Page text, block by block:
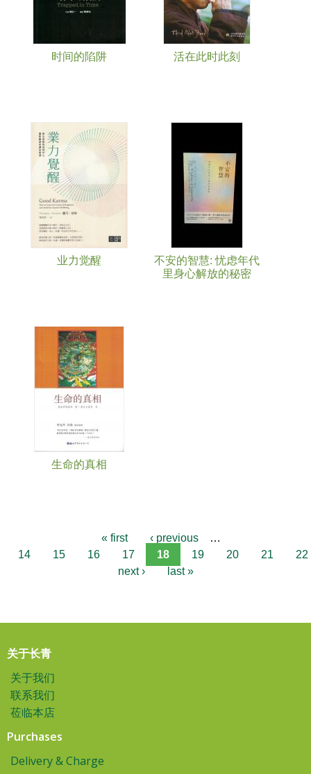
时间的陷阱 活在此时此刻
业力觉醒
不安的智慧: 忧虑年代
里身心解放的秘密
生命的真相
« first ‹ previous
…
14
15 16 17 18 19 20 21
22
next ›
last »
关于长青
关于我们
联系我们
莅临本店
Purchases
Delivery & Charge